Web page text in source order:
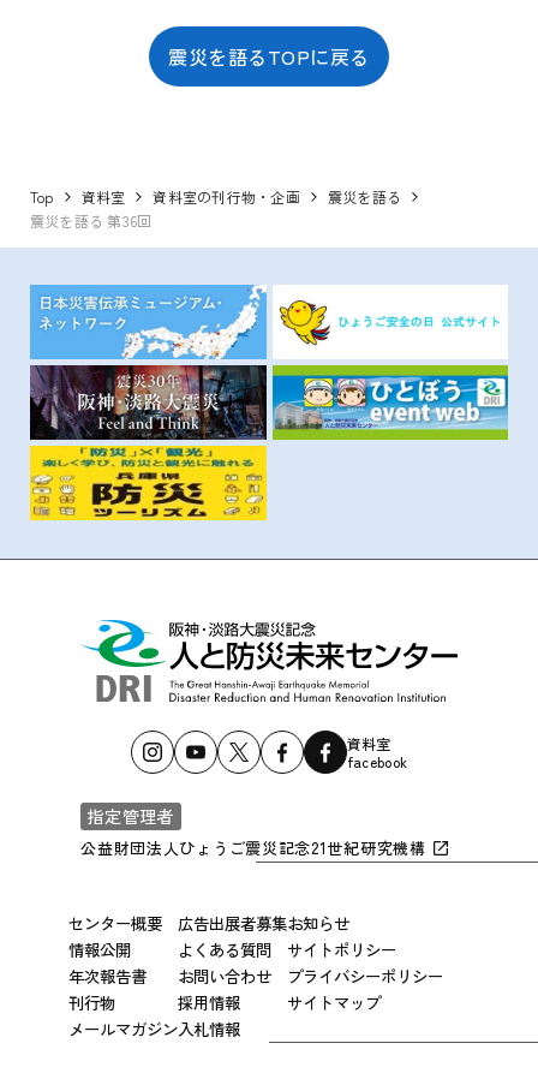
震災を語るTOPに戻る
Top 資料室 資料室の刊行物・企画
震災を語る
震災を語る 第36回
資料室
facebook
指定管理者
公益財団法人ひょうご震災記念21世紀研究機構
センター概要
情報公開
年次報告書
刊行物
メールマガジン
広告出展者募集
よくある質問
お問い合わせ
採用情報
入札情報
お知らせ
サイトポリシー
プライバシーポリシー
サイトマップ